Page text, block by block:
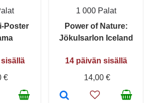
Poster
€
1 000 Palat
Power of Nature:
Jökulsarlon Iceland
14 päivän sisällä
14,00 €